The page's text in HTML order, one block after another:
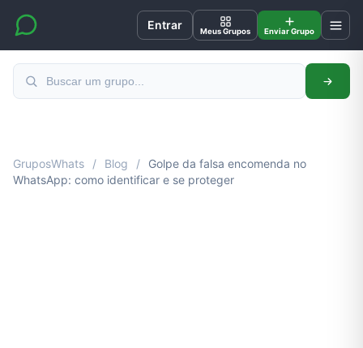
Entrar Meus Grupos Enviar Grupo
GruposWhats / Blog /
Golpe da falsa encomenda no
WhatsApp: como identificar e se proteger